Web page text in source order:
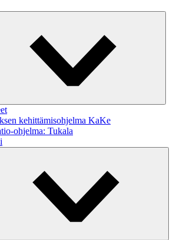
kehittämisohjelma KaKe
ohjelma: Tukala